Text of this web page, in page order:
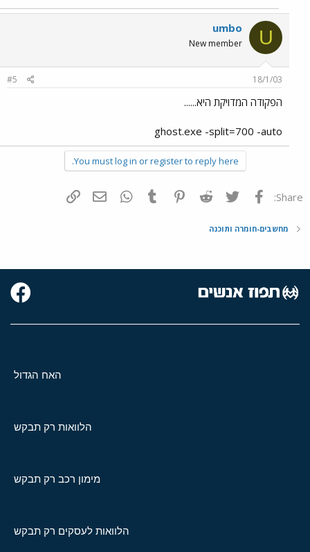
U
umbo
New member
18/1/03
#5
הפקודה המדויקת היא......
ghost.exe -split=700 -auto
You must log in or register to reply here.
Share: פייסבוק Twitter
Reddit
Pinterest
Tumblr
WhatsAppדואר אלקטרוני
מחשבים-חומרה ותוכנה
האח הגדול
הלוואות רק תבקש
מימון רכב רק תבקש
הלוואות לעסקים רק תבקש